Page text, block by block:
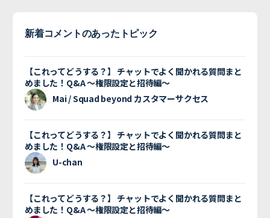
新着コメントのあったトピック
【これってどうする？】 チャットでよく聞かれる質問まと
めました！Q&A 〜権限設定と招待編〜
Mai / Squad beyond カスタマーサクセス
【これってどうする？】 チャットでよく聞かれる質問まと
めました！Q&A 〜権限設定と招待編〜
U-chan
【これってどうする？】 チャットでよく聞かれる質問まと
めました！Q&A 〜権限設定と招待編〜